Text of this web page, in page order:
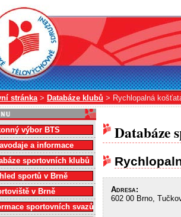
stránka> Databáze klubů > Rychlopalná
Databáze
Adresa:
602 00 Brno,
výbor BTS
a informace
sportovních klubů
sportů v Brně
v Brně
sportovních svazů